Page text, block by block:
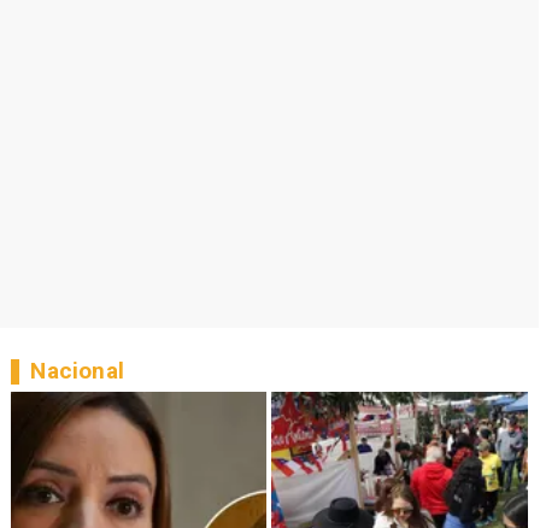
Nacional